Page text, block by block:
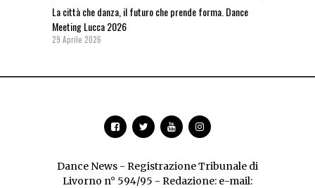
La città che danza, il futuro che prende forma. Dance
Meeting Lucca 2026
29 Aprile 2026
Dance News - Registrazione Tribunale di
Livorno n° 594/95 - Redazione: e-mail: